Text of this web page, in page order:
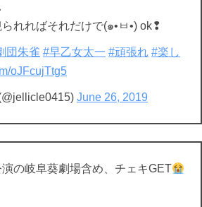
れればそれだけで(๑•ㅂ•) ok❢
団朱雀 #早乙女太一 #頑張れ #楽し
oJFcujTtg5
June 26, 2019
の岐阜葵劇場含め、チェキGET